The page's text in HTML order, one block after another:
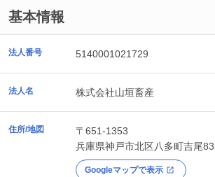
基本情報
法人番号 5140001021729
法人名 株式会社山垣畜産
住所/地図
〒651-1353
兵庫県神戸市北区八多町吉尾
Googleマップで表示